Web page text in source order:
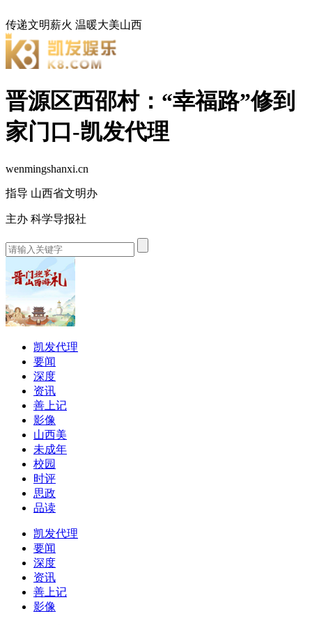
传递文明薪火 温暖大美山西
晋源区西邵村：“幸福路”修到
家门口-凯发代理
wenmingshanxi.cn
指导 山西省文明办
主办 科学导报社
凯发代理
要闻
深度
资讯
善上记
影像
山西美
未成年
校园
时评
思政
品读
凯发代理
要闻
深度
资讯
善上记
影像